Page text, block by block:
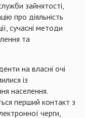
зайнятості,
про діяльність
сучасні методи
та
на власні очі
із
населення.
перший контакт з
черги,